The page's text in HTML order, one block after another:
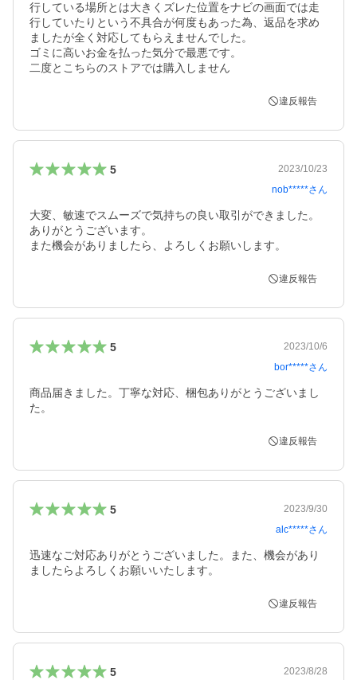
行している場所とは大きくズレた位置をナビの画面では走
行していたりという不具合が何度もあった為、返品を求め
ましたが全く対応してもらえませんでした。
ゴミに高いお金を払った気分で最悪です。
二度とこちらのストアでは購入しません
違反報告
5
2023/10/23
nob*****さん
大変、敏速でスムーズで気持ちの良い取引ができました。
ありがとうございます。
また機会がありましたら、よろしくお願いします。
違反報告
5
2023/10/6
bor*****さん
商品届きました。丁寧な対応、梱包ありがとうございまし
た。
違反報告
5
2023/9/30
alc*****さん
迅速なご対応ありがとうございました。また、機会があり
ましたらよろしくお願いいたします。
違反報告
5 2023/8/28